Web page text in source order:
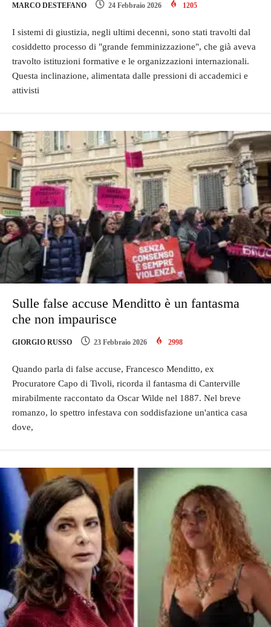
MARCO DESTEFANO 24 Febbraio 2026 1205
I sistemi di giustizia, negli ultimi decenni, sono stati travolti dal
cosiddetto processo di "grande femminizzazione", che già aveva
travolto istituzioni formative e le organizzazioni internazionali.
Questa inclinazione, alimentata dalle pressioni di accademici e
attivisti
Sulle false accuse Menditto è un fantasma
che non impaurisce
GIORGIO RUSSO 23 Febbraio 2026 2998
Quando parla di false accuse, Francesco Menditto, ex
Procuratore Capo di Tivoli, ricorda il fantasma di Canterville
mirabilmente raccontato da Oscar Wilde nel 1887. Nel breve
romanzo, lo spettro infestava con soddisfazione un'antica casa
dove,